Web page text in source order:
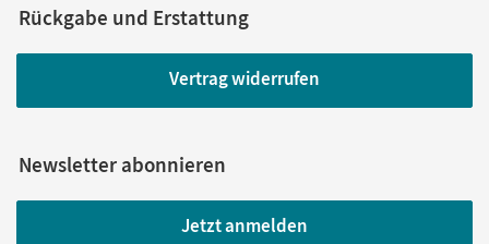
Rückgabe und Erstattung
Vertrag widerrufen
Newsletter abonnieren
Jetzt anmelden